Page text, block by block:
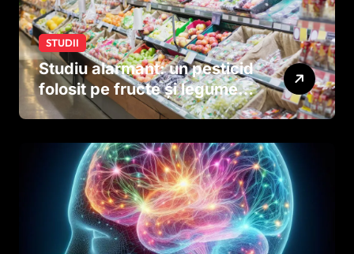
STUDII
Studiu alarmant: un pesticid
folosit pe fructe și legume
ar putea afecta dezvoltarea
dinainte de naștere